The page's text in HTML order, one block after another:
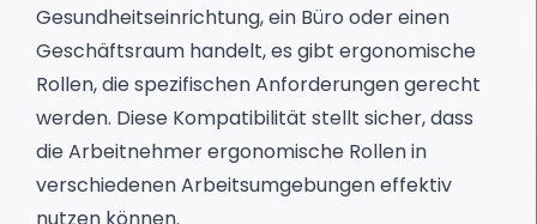
Gesundheitseinrichtung, ein Büro oder einen
Geschäftsraum handelt, es gibt ergonomische
Rollen, die spezifischen Anforderungen gerecht
werden. Diese Kompatibilität stellt sicher, dass
die Arbeitnehmer ergonomische Rollen in
verschiedenen Arbeitsumgebungen effektiv